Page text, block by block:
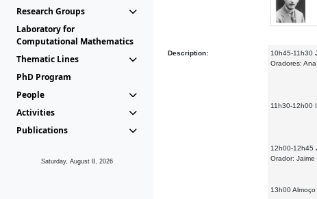
Research Groups
Laboratory for
Computational Mathematics
Thematic Lines
PhD Program
People
Activities
Publications
Saturday, August 8, 2026
Description: 10h45-11h30
Oradores:
11h30-12h00
12h00-12h45
Orador: Jaime
13h00 Almoço